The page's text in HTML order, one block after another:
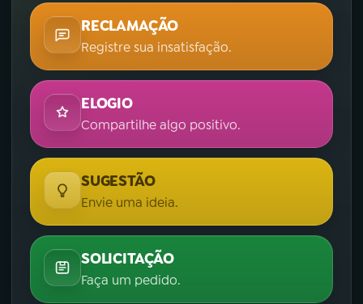
RECLAMAÇÃO
Registre sua insatisfação.
ELOGIO
Compartilhe algo positivo.
SUGESTÃO
Envie uma ideia.
SOLICITAÇÃO
Faça um pedido.